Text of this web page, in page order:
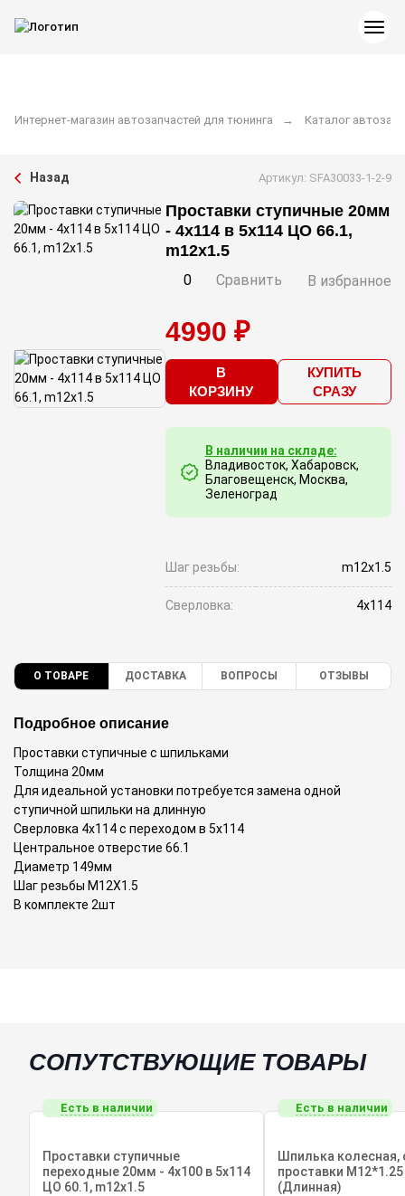
Интернет-магазин автозапчастей для тюнинга Каталог
Назад Артикул: SFA30033-1-2-9
Проставки ступичные 20мм
- 4x114 в 5x114 ЦО 66.1,
m12x1.5
0 Сравнить В избранное
4990 ₽
В
КОРЗИНУ
КУПИТЬ
СРАЗУ
В наличии на складе:
Владивосток, Хабаровск,
Благовещенск, Москва,
Зеленоград
Шаг резьбы: m12x1.5
Сверловка: 4x114
О ТОВАРЕ ДОСТАВКА ВОПРОСЫ ОТЗЫВЫ
Подробное описание
Проставки ступичные с шпильками
Толщина 20мм
Для идеальной установки потребуется замена одной
ступичной шпильки на длинную
Сверловка 4x114 с переходом в 5x114
Центральное отверстие 66.1
Диаметр 149мм
Шаг резьбы M12X1.5
В комплекте 2шт
СОПУТСТВУЮЩИЕ ТОВАРЫ
Есть в наличии
Проставки ступичные
переходные 20мм - 4x100 в 5x114
ЦО 60.1, m12x1.5
Есть в наличии
Шпилька колесная,
проставки М12*1.25
(Длинная)